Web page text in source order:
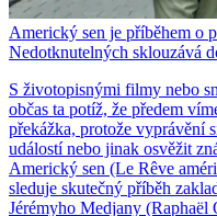
Americký sen je příběhem o
Nedotknutelných sklouzává
S životopisnými filmy nebo
občas ta potíž, že předem
překážka, protože vyprávění
událostí nebo jinak osvěžit
Americký sen (Le Rêve
sleduje skutečný příběh
Jérémyho Medjany (Raphaël